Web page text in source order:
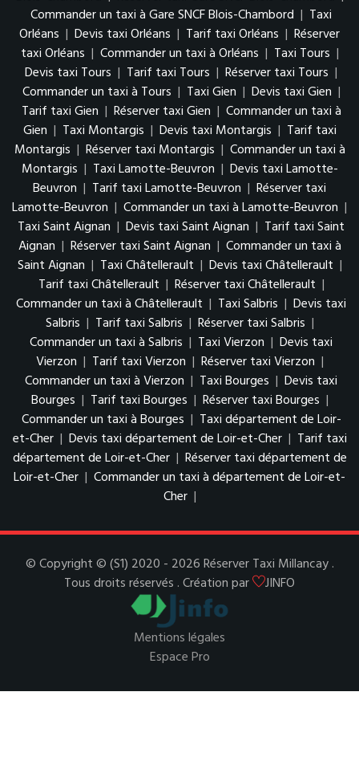
Commander un taxi à Gare SNCF Blois-Chambord | Taxi
Orléans | Devis taxi Orléans | Tarif taxi Orléans | Réserver
taxi Orléans | Commander un taxi à Orléans | Taxi Tours |
Devis taxi Tours | Tarif taxi Tours | Réserver taxi Tours |
Commander un taxi à Tours | Taxi Gien | Devis taxi Gien |
Tarif taxi Gien | Réserver taxi Gien | Commander un taxi à
Gien | Taxi Montargis | Devis taxi Montargis | Tarif taxi
Montargis | Réserver taxi Montargis | Commander un taxi à
Montargis | Taxi Lamotte-Beuvron | Devis taxi Lamotte-
Beuvron | Tarif taxi Lamotte-Beuvron | Réserver taxi
Lamotte-Beuvron | Commander un taxi à Lamotte-Beuvron |
Taxi Saint Aignan | Devis taxi Saint Aignan | Tarif taxi Saint
Aignan | Réserver taxi Saint Aignan | Commander un taxi à
Saint Aignan | Taxi Châtellerault | Devis taxi Châtellerault |
Tarif taxi Châtellerault | Réserver taxi Châtellerault |
Commander un taxi à Châtellerault | Taxi Salbris | Devis taxi
Salbris | Tarif taxi Salbris | Réserver taxi Salbris |
Commander un taxi à Salbris | Taxi Vierzon | Devis taxi
Vierzon | Tarif taxi Vierzon | Réserver taxi Vierzon |
Commander un taxi à Vierzon | Taxi Bourges | Devis taxi
Bourges | Tarif taxi Bourges | Réserver taxi Bourges |
Commander un taxi à Bourges | Taxi département de Loir-
et-Cher | Devis taxi département de Loir-et-Cher | Tarif taxi
département de Loir-et-Cher | Réserver taxi département de
Loir-et-Cher | Commander un taxi à département de Loir-et-
Cher |
© Copyright © (S1) 2020 - 2026 Réserver Taxi Millancay .
Tous droits réservés . Création par
JINFO
Mentions légales
Espace Pro